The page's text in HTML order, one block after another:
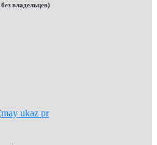
владельцев)